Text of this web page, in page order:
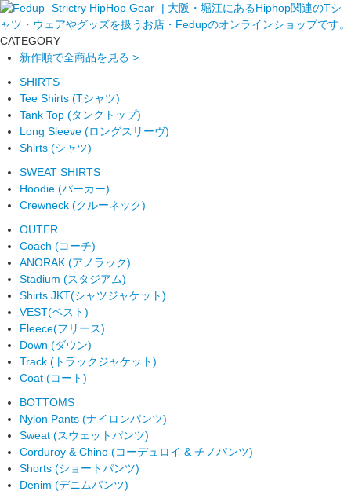
CATEGORY
新作順で全商品を見る >
SHIRTS
Tee Shirts (Tシャツ)
Tank Top (タンクトップ)
Long Sleeve (ロングスリーヴ)
Shirts (シャツ)
SWEAT SHIRTS
Hoodie (パーカー)
Crewneck (クルーネック)
OUTER
Coach (コーチ)
ANORAK (アノラック)
Stadium (スタジアム)
Shirts JKT(シャツジャケット)
VEST(ベスト)
Fleece(フリース)
Down (ダウン)
Track (トラックジャケット)
Coat (コート)
BOTTOMS
Nylon Pants (ナイロンパンツ)
Sweat (スウェットパンツ)
Corduroy & Chino (コーデュロイ & チノパンツ)
Shorts (ショートパンツ)
Denim (デニムパンツ)